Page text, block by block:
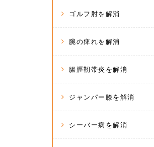
ゴルフ肘を解消
腕の痺れを解消
腸脛靭帯炎を解消
ジャンパー膝を解消
シーバー病を解消